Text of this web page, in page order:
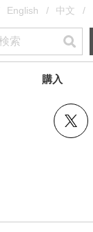
English 中文
購入